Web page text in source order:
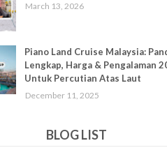
March 13, 2026
Piano Land Cruise Malaysia:
Lengkap, Harga & Pengalaman
Untuk Percutian Atas Laut
December 11, 2025
BLOG LIST